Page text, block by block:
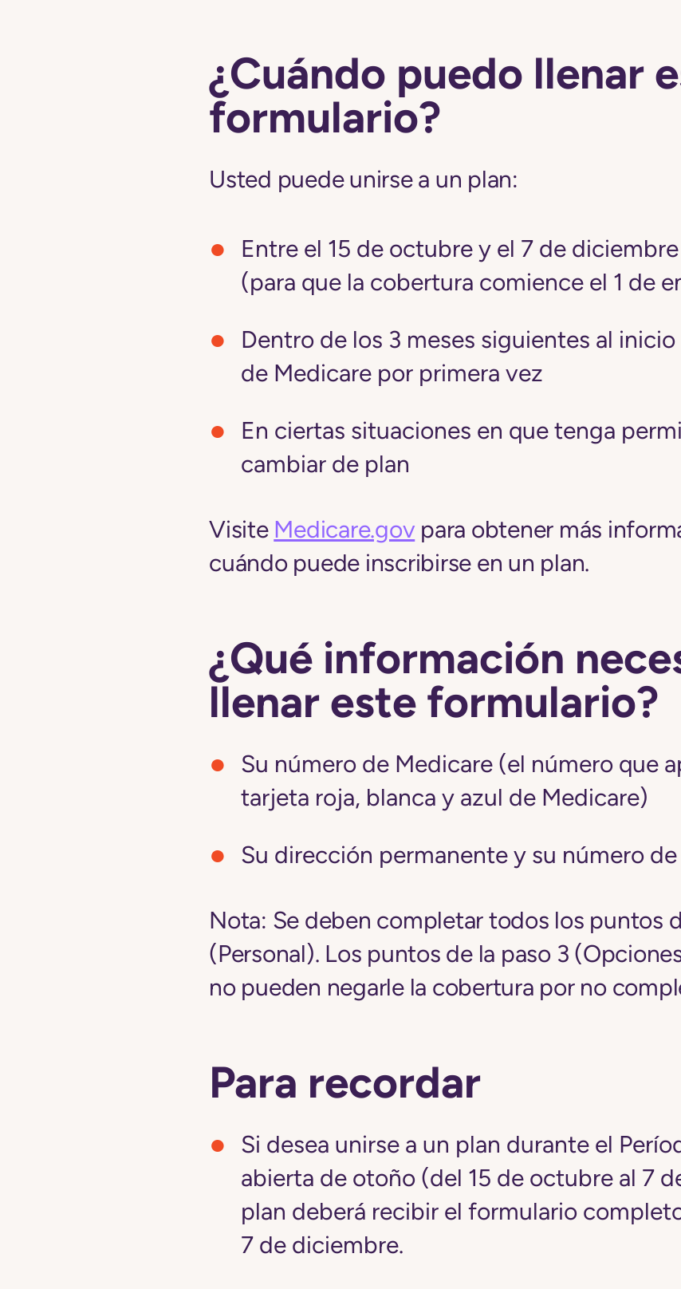
¿Cuándo puedo llenar
formulario?
Usted puede unirse a un plan:
Entre el 15 de octubre y el 7 de
(para que la cobertura comience el 1 de
Dentro de los 3 meses siguientes al
de Medicare por primera vez
En ciertas situaciones en que tenga
cambiar de plan
Visite Medicare.gov para obtener más
cuándo puede inscribirse en un plan.
¿Qué información
llenar este formulario?
Su número de Medicare (el número que
tarjeta roja, blanca y azul de Medicare)
Su dirección permanente y su número
Nota: Se deben completar todos los puntos
(Personal). Los puntos de la paso 3
no pueden negarle la cobertura por no
Para recordar
Si desea unirse a un plan durante el
abierta de otoño (del 15 de octubre al 7
plan deberá recibir el formulario
7 de diciembre.